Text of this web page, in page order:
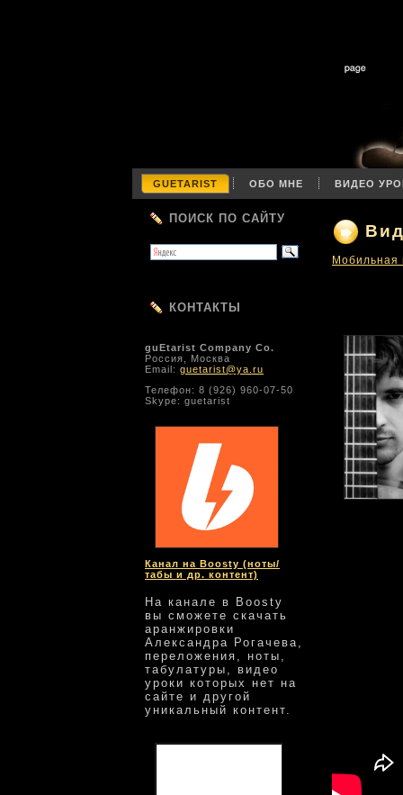
GUETARIST ОБО МНЕ ВИДЕО
ПОИСК ПО САЙТУ
КОНТАКТЫ
guEtarist Company Co.
Россия, Москва
Email: guetarist@ya.ru
Телефон: 8 (926) 960-07-50
Skype: guetarist
Канал на Boosty (ноты/
табы и др. контент)
На канале в Boosty
вы сможете скачать
аранжировки
Александра Рогачева,
переложения, ноты,
табулатуры, видео
уроки которых нет на
сайте и другой
уникальный контент.
Мобильная
GuEtarist